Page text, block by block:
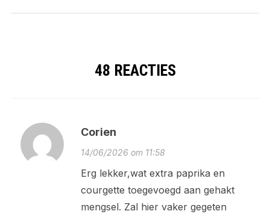
48 REACTIES
Corien
14/06/2026 om 11:58
Erg lekker,wat extra paprika en
courgette toegevoegd aan gehakt
mengsel. Zal hier vaker gegeten